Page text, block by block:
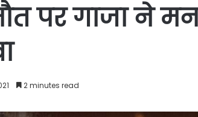
पर गाजा ने
2 minutes read